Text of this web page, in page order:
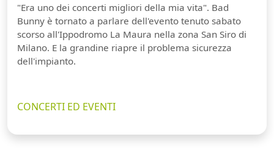
"Era uno dei concerti migliori della mia vita". Bad
Bunny è tornato a parlare dell'evento tenuto sabato
scorso all'Ippodromo La Maura nella zona San Siro di
Milano. E la grandine riapre il problema sicurezza
dell'impianto.
CONCERTI ED EVENTI